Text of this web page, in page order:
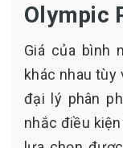
Olympic
Giá của bình
khác nhau tùy
đại lý phân
nhắc điều